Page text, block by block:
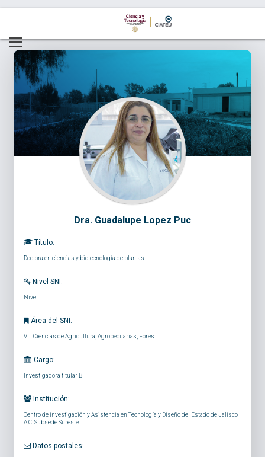
Dra. Guadalupe Lopez Puc
Título:
Doctora en ciencias y biotecnología de plantas
Nivel SNI:
Nivel I
Área del SNI:
VII. Ciencias de Agricultura, Agropecuarias, Fores
Cargo:
Investigadora titular B
Institución:
Centro de investigación y Asistencia en Tecnología y Diseño del Estado de Jalisco
A.C. Subsede Sureste.
Datos postales: